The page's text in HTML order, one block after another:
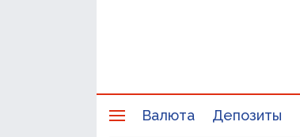
Валюта Депозиты